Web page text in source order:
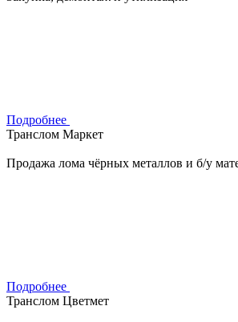
Подробнее
Транслом Маркет
Продажа лома чёрных металлов и б/у
Подробнее
Транслом Цветмет